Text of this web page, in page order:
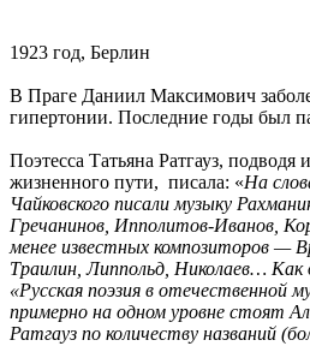
1923 год, Берлин
В Праге Даниил Максимович
гипертонии. Последние годы был
Поэтесса Татьяна Ратгауз, подводя
жизненного пути, писала: «На
Чайковского писали музыку
Гречанинов, Ипполитов-Иванов,
менее известных композиторов —
Траилин, Липпольд, Николаев… Как
«Русская поэзия в отечественной
примерно на одном уровне стоят
Ратгауз по количеству названий